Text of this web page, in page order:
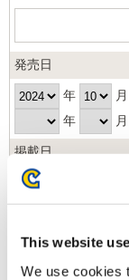
This website
We use cookies
発売日
年 月
年
月
掲載日